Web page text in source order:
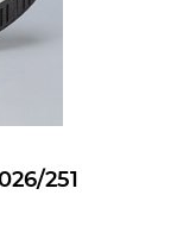
251